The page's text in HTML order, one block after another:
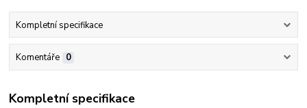
Kompletní specifikace
Komentáře 0
Kompletní specifikace